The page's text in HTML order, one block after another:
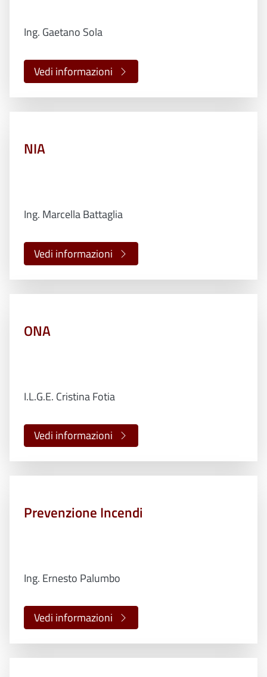
Ing. Gaetano Sola
Vedi informazioni
NIA
Ing. Marcella Battaglia
Vedi informazioni
ONA
I.L.G.E. Cristina Fotia
Vedi informazioni
Prevenzione Incendi
Ing. Ernesto Palumbo
Vedi informazioni